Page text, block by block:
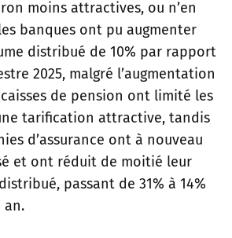
moins attractives, ou n’en
banques ont pu augmenter
distribué de 10% par rapport
2025, malgré l’augmentation
caisses de pension ont limité les
tarification attractive, tandis
d’assurance ont à nouveau
et ont réduit de moitié leur
passant de 31% à 14%
an.